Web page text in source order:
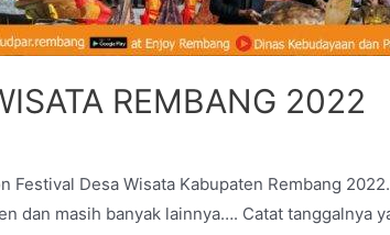
REMBANG 2022
Festival Desa Wisata Kabupaten Rembang
dan masih banyak lainnya…. Catat tanggalnya